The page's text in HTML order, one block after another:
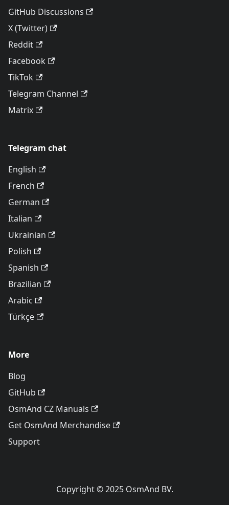
GitHub Discussions
X (Twitter)
Reddit
Facebook
TikTok
Telegram Channel
Matrix
Telegram chat
English
French
German
Italian
Ukrainian
Polish
Spanish
Brazilian
Arabic
Türkçe
More
Blog
GitHub
OsmAnd CZ Manuals
Get OsmAnd Merchandise
Support
Copyright © 2025 OsmAnd BV.